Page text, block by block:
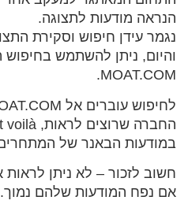
הנראה מודעות לתצוגה.
נגמר עידן חיפוש וסקירת
והיום, ניתן להשתמש
MOAT.COM.
במודעות הבאנר של
חשוב לזכור – לא ניתן
אם נפח המודעות שלהם נמוך.